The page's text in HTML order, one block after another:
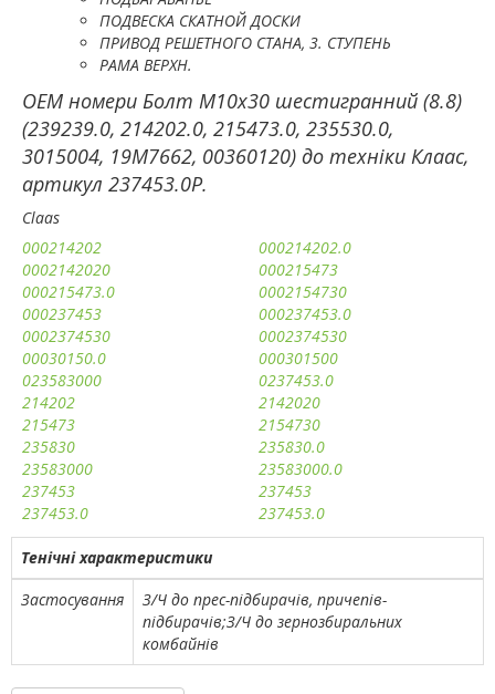
ПОДВЕСКА СКАТНОЙ ДОСКИ
ПРИВОД РЕШЕТНОГО СТАНА, 3. СТУПЕНЬ
РАМА ВЕРХН.
ОЕМ номери Болт М10х30 шестигранний (8.8)
(239239.0, 214202.0, 215473.0, 235530.0,
3015004, 19M7662, 00360120) до техніки Клаас,
артикул 237453.0P.
Claas
000214202
000214202.0
0002142020
000215473
000215473.0
0002154730
000237453
000237453.0
0002374530
0002374530
00030150.0
000301500
023583000
0237453.0
214202
2142020
215473
2154730
235830
235830.0
23583000
23583000.0
237453
237453
237453.0
237453.0
Тенічні характеристики
Застосування
З/Ч до прес-підбирачів, причепів-
підбирачів;З/Ч до зернозбиральних
комбайнів